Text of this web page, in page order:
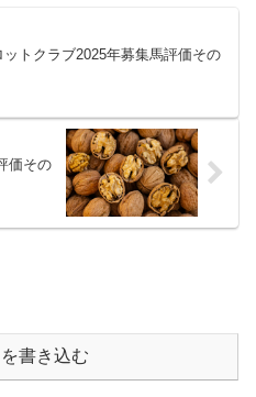
ットクラブ2025年募集馬評価その
価その
書き込む